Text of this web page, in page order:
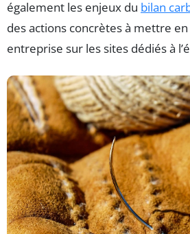
également les enjeux du bilan
des actions concrètes à mettre
entreprise sur les sites dédiés à